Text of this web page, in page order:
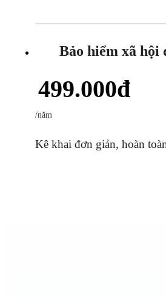
Bảo hiểm xã hội
499.000đ
/năm
Kê khai đơn giản, hoàn